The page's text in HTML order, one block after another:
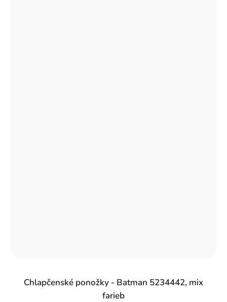
Chlapčenské ponožky - Batman 5234442, mix
farieb